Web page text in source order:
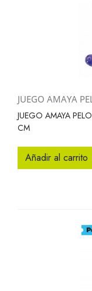
JUEGO AMAYA
JUEGO AMAYA
CM
Añadir al carrito